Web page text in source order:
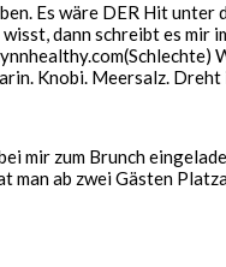
Es wäre DER Hit
dann schreibt es mir
(Schlechte)
Knobi. Meersalz. Dreht
mir zum Brunch
man ab zwei Gästen